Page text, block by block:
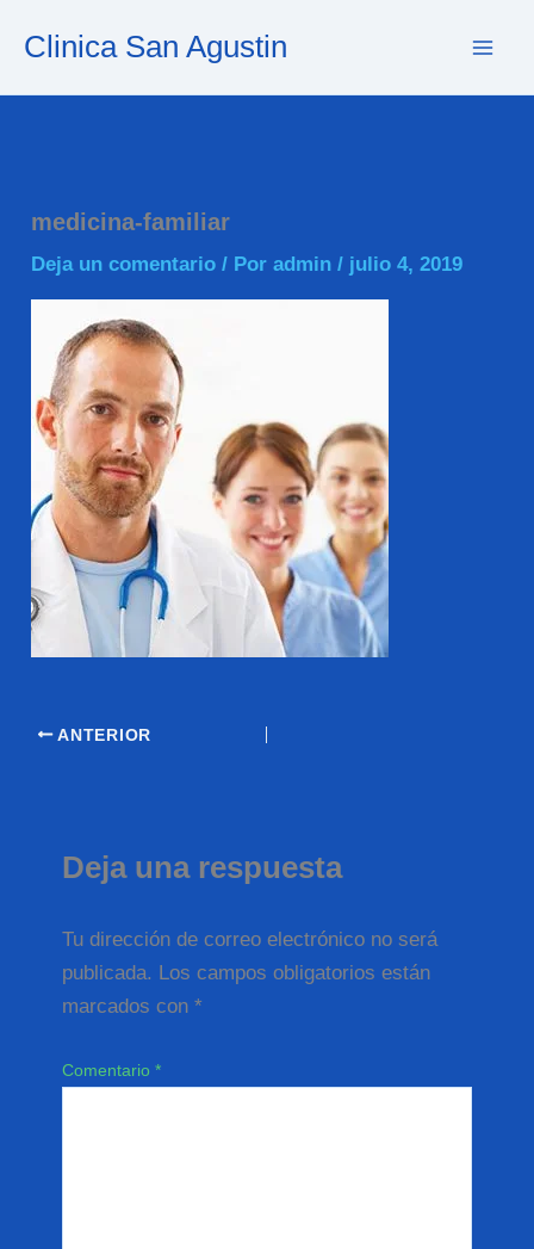
Clinica San Agustin
medicina-familiar
Deja un comentario / Poradmin/ julio 4, 2019
ANTERIOR
Deja una respuesta
Tu dirección de correo electrónico no será
publicada. Los campos obligatorios están
marcados con *
Comentario *